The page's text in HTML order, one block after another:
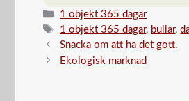
…
Kategorier
1 objekt 365 dagar
Etiketter
1 objekt 365 dagar, bullar,
Snacka om att ha det gott.
Ekologisk marknad